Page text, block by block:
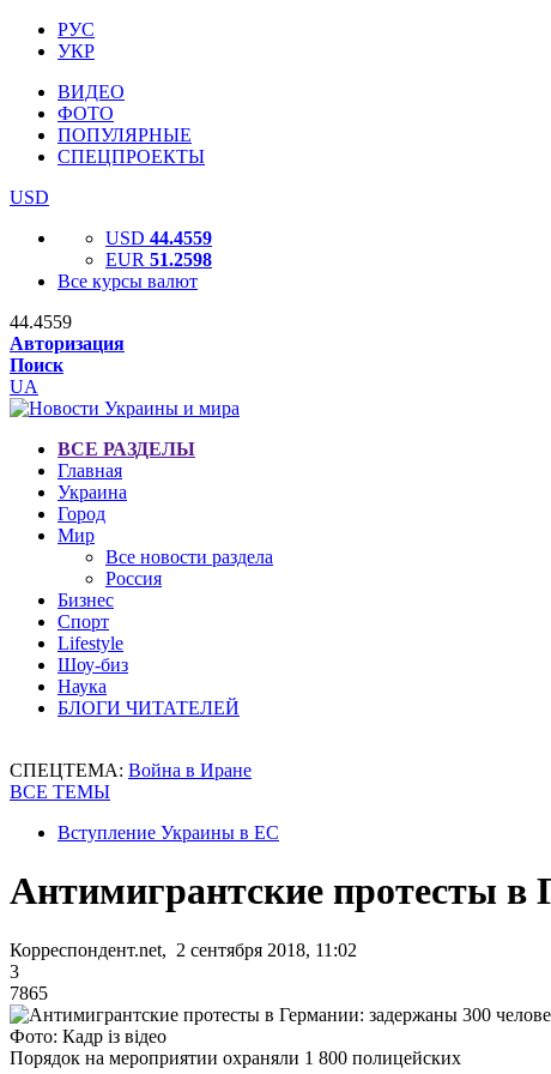
РУС
УКР
ВИДЕО
ФОТО
ПОПУЛЯРНЫЕ
СПЕЦПРОЕКТЫ
USD
USD 44.4559
EUR 51.2598
Все курсы валют
44.4559
Авторизация
Поиск
UA
ВСЕ РАЗДЕЛЫ
Главная
Украина
Город
Мир
Все новости раздела
Россия
Бизнес
Спорт
Lifestyle
Шоу-биз
Наука
БЛОГИ ЧИТАТЕЛЕЙ
СПЕЦТЕМА: Война в Иране
ВСЕ ТЕМЫ
Вступление Украины в ЕС
Антимигрантские протесты в
Корреспондент.net, 2 сентября 2018, 11:02
3
7865
Фото: Кадр із відео
Порядок на мероприятии охраняли 1 800 полицейских